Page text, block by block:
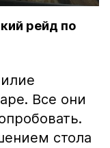
рейд по
Все они
стола